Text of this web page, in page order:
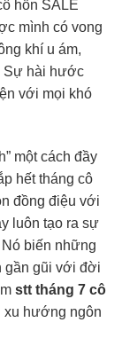
hồn SALE
mình có vong
khí u ám,
Sự hài hước
với mọi khó
một cách đầy
hết tháng cô
đồng điệu với
luôn tạo ra sự
biến những
gần gũi với đời
stt tháng 7 cô
xu hướng ngôn